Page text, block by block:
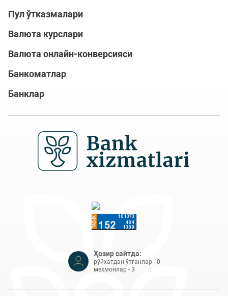
Пул ўтказмалари
Валюта курслари
Валюта онлайн-конверсияси
Банкоматлар
Банклар
Ҳозир сайтда:
рўйхатдан ўтганлар - 0
меҳмонлар - 3